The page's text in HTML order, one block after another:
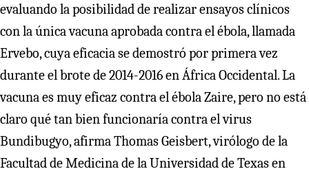
evaluando la posibilidad de realizar ensayos clínicos
con la única vacuna aprobada contra el ébola, llamada
Ervebo, cuya eficacia se demostró por primera vez
durante el brote de 2014-2016 en África Occidental. La
vacuna es muy eficaz contra el ébola Zaire, pero no está
claro qué tan bien funcionaría contra el virus
Bundibugyo, afirma Thomas Geisbert, virólogo de la
Facultad de Medicina de la Universidad de Texas en